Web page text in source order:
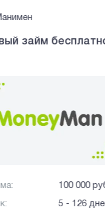
займ
100 000
5 - 126